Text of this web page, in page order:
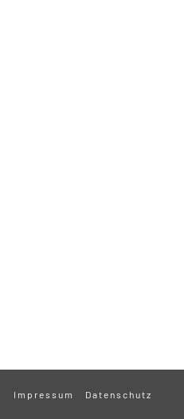
Impressum Datenschutz